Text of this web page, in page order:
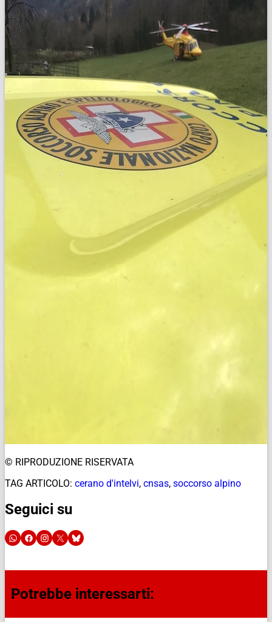
© RIPRODUZIONE RISERVATA
TAG ARTICOLO: cerano d'intelvi, cnsas, soccorso alpino
Seguici su
Potrebbe interessarti: